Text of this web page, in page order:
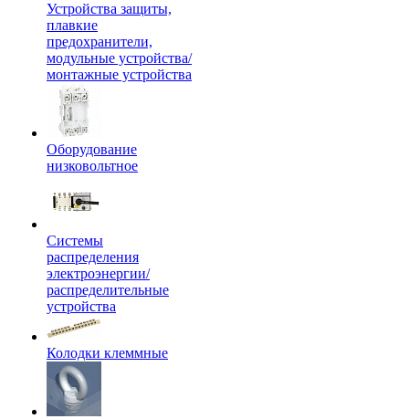
Устройства защиты,
плавкие
предохранители,
модульные устройства/
монтажные устройства
Оборудование
низковольтное
Системы
распределения
электроэнергии/
распределительные
устройства
Колодки клеммные